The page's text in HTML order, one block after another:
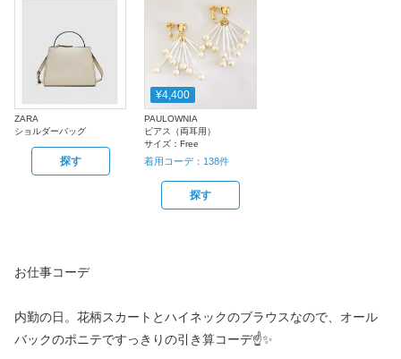
ZARA
ショルダーバッグ
探す
¥4,400
PAULOWNIA
ピアス（両耳用）
サイズ：Free
着用コーデ： 138件
探す
お仕事コーデ
内勤の日。花柄スカートとハイネックのブラウスなので、オール
バックのポニテですっきりの引き算コーデ☝️✨